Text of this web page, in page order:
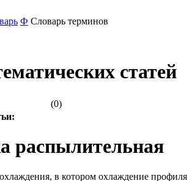
Ф Словарь терминов
статей
(0)
распылительная
в котором охлаждение профиля